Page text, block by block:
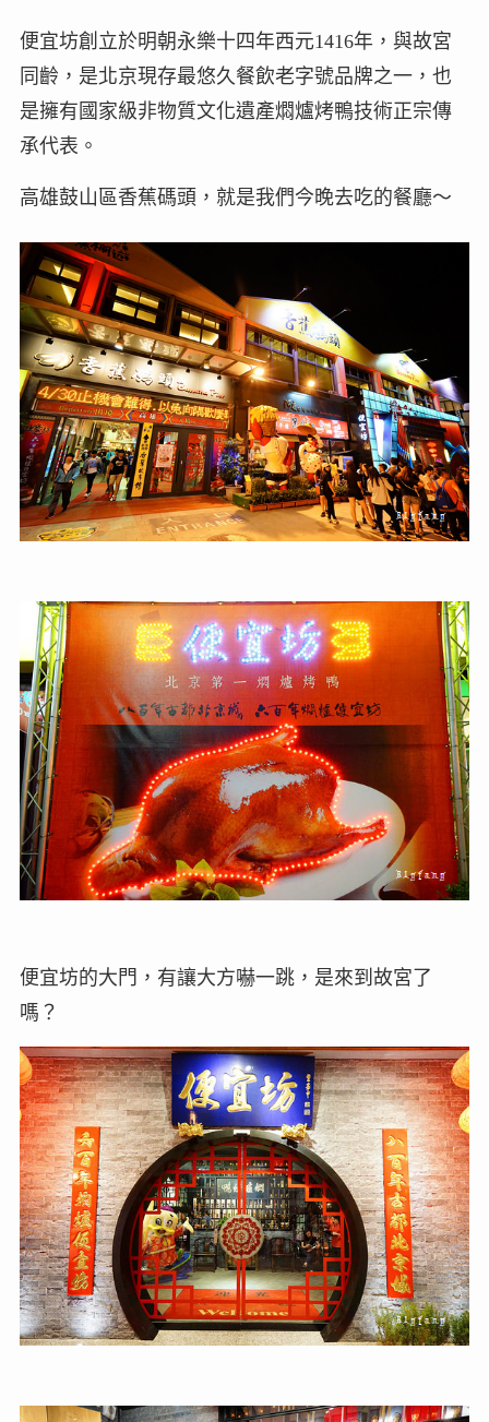
便宜坊創立於明朝永樂十四年西元1416年，與故宮
同齡，是北京現存最悠久餐飲老字號品牌之一，也
是擁有國家級非物質文化遺產燜爐烤鴨技術正宗傳
承代表。
高雄鼓山區香蕉碼頭，就是我們今晚去吃的餐廳～
便宜坊的大門，有讓大方嚇一跳，是來到故宮了
嗎？